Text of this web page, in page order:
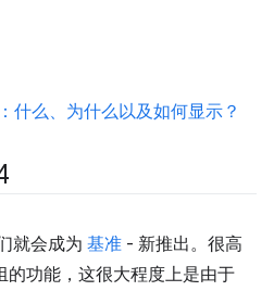
什么、为什么以及如何显示？
就会成为 基准 - 新推出。很高
的功能，这很大程度上是由于